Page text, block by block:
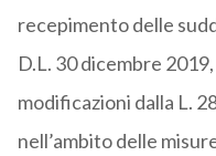
recepimento delle
D.L. 30 dicembre
modificazioni dalla L.
nell’ambito delle